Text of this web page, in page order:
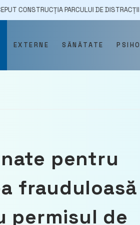
PARCULUI DE DISTRACȚII
EXTERNE SĂNĂTATE
pentru
frauduloasă
permisul de